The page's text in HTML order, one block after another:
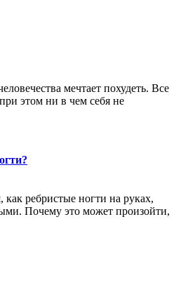
мечтает похудеть. Все
этом ни в чем себя не
ребристые ногти на руках,
Почему это может произойти,